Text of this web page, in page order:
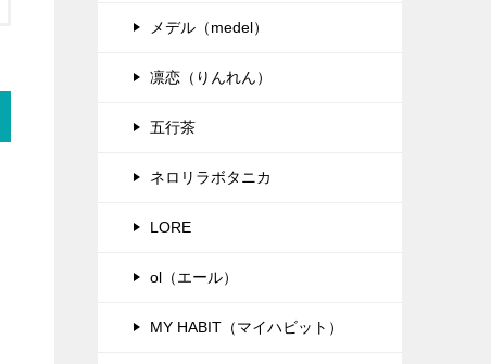
メデル（medel）
凛恋（りんれん）
五行茶
ネロリラボタニカ
LORE
ol（エール）
MY HABIT（マイハビット）